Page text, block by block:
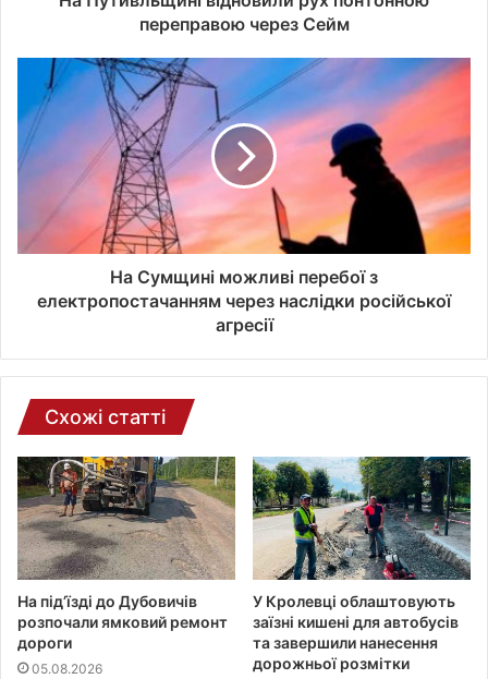
к
р
т
переправою через Сейм
На Сумщині можливі перебої з
електропостачанням через наслідки російської
агресії
Схожі статті
На під’їзді до Дубовичів
розпочали ямковий ремонт
дороги
05.08.2026
У Кролевці облаштовують
заїзні кишені для автобусів
та завершили нанесення
дорожньої розмітки